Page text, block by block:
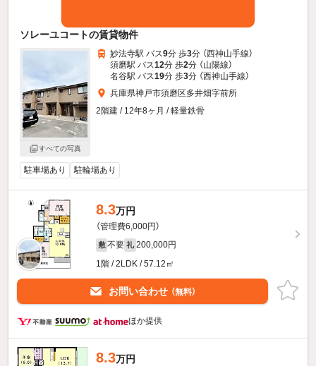
ソレーユコートの賃貸物件
すべての写真
妙法寺駅 バス9分 歩3分 （西神山手線）
須磨駅 バス12分 歩2分 （山陽線）
名谷駅 バス19分 歩3分 （西神山手線）
兵庫県神戸市須磨区多井畑字前所
2階建 / 12年8ヶ月 / 軽量鉄骨
駐車場あり 駐輪場あり
8.3万円
（管理費6,000円）
敷 不要 礼 200,000円
1階 / 2LDK / 57.12㎡
お問い合わせ （無料）
ほか提供
8.3万円